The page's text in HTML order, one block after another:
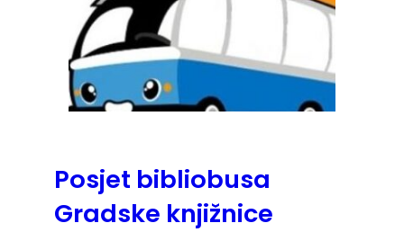
Posjet bibliobusa
Gradske knjižnice